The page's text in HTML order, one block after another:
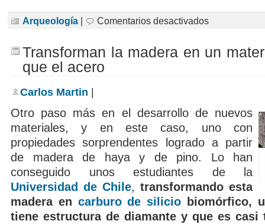
Arqueología | Comentarios desactivados
la
mandíbula
Transforman la madera en un
que el acero
Carlos Martin
Otro paso más en el desarrollo de nuevos
materiales, y en este caso, uno con
propiedades sorprendentes logrado a partir
de madera de haya y de pino. Lo han
conseguido unos estudiantes de la
Universidad de Chile, transformando esta
madera en carburo de silicio biomórfico,
tiene estructura de diamante y que es casi